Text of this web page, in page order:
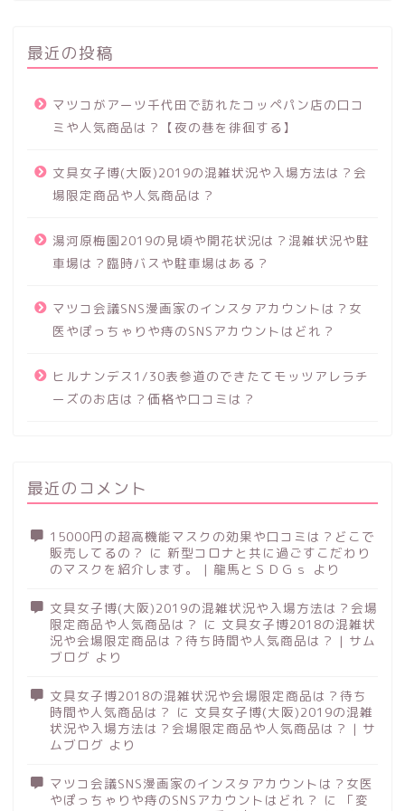
最近の投稿
マツコがアーツ千代田で訪れたコッペパン店の口コ
ミや人気商品は？【夜の巷を徘徊する】
文具女子博(大阪)2019の混雑状況や入場方法は？会
場限定商品や人気商品は？
湯河原梅園2019の見頃や開花状況は？混雑状況や駐
車場は？臨時バスや駐車場はある？
マツコ会議SNS漫画家のインスタアカウントは？女
医やぽっちゃりや痔のSNSアカウントはどれ？
ヒルナンデス1/30表参道のできたてモッツアレラチ
ーズのお店は？価格や口コミは？
最近のコメント
15000円の超高機能マスクの効果や口コミは？どこで
販売してるの？ に 新型コロナと共に過ごすこだわり
のマスクを紹介します。 | 龍馬とＳＤＧｓ
より
文具女子博(大阪)2019の混雑状況や入場方法は？会場
限定商品や人気商品は？ に 文具女子博2018の混雑状
況や会場限定商品は？待ち時間や人気商品は？ | サム
ブログ より
文具女子博2018の混雑状況や会場限定商品は？待ち
時間や人気商品は？ に 文具女子博(大阪)2019の混雑
状況や入場方法は？会場限定商品や人気商品は？ | サ
ムブログ より
マツコ会議SNS漫画家のインスタアカウントは？女医
やぽっちゃりや痔のSNSアカウントはどれ？ に
「変